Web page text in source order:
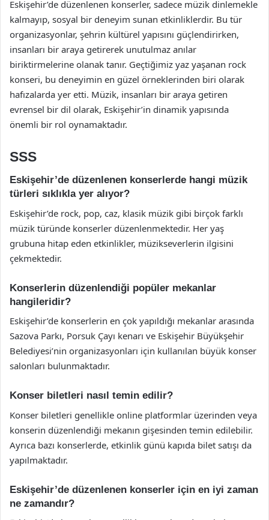
Eskişehir’de düzenlenen konserler, sadece müzik dinlemekle
kalmayıp, sosyal bir deneyim sunan etkinliklerdir. Bu tür
organizasyonlar, şehrin kültürel yapısını güçlendirirken,
insanları bir araya getirerek unutulmaz anılar
biriktirmelerine olanak tanır. Geçtiğimiz yaz yaşanan rock
konseri, bu deneyimin en güzel örneklerinden biri olarak
hafızalarda yer etti. Müzik, insanları bir araya getiren
evrensel bir dil olarak, Eskişehir’in dinamik yapısında
önemli bir rol oynamaktadır.
SSS
Eskişehir’de düzenlenen konserlerde hangi müzik
türleri sıklıkla yer alıyor?
Eskişehir’de rock, pop, caz, klasik müzik gibi birçok farklı
müzik türünde konserler düzenlenmektedir. Her yaş
grubuna hitap eden etkinlikler, müzikseverlerin ilgisini
çekmektedir.
Konserlerin düzenlendiği popüler mekanlar
hangileridir?
Eskişehir’de konserlerin en çok yapıldığı mekanlar arasında
Sazova Parkı, Porsuk Çayı kenarı ve Eskişehir Büyükşehir
Belediyesi’nin organizasyonları için kullanılan büyük konser
salonları bulunmaktadır.
Konser biletleri nasıl temin edilir?
Konser biletleri genellikle online platformlar üzerinden veya
konserin düzenlendiği mekanın gişesinden temin edilebilir.
Ayrıca bazı konserlerde, etkinlik günü kapıda bilet satışı da
yapılmaktadır.
Eskişehir’de düzenlenen konserler için en iyi zaman
ne zamandır?